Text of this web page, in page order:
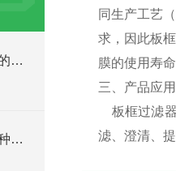
石墨烯板框过滤器：高效过滤的未来之星
不锈钢板框过滤器能够满足多种生产工艺的需求
同生产工艺
求，因此板
膜的使用寿
三、产品应
板框过滤器
滤、澄清、